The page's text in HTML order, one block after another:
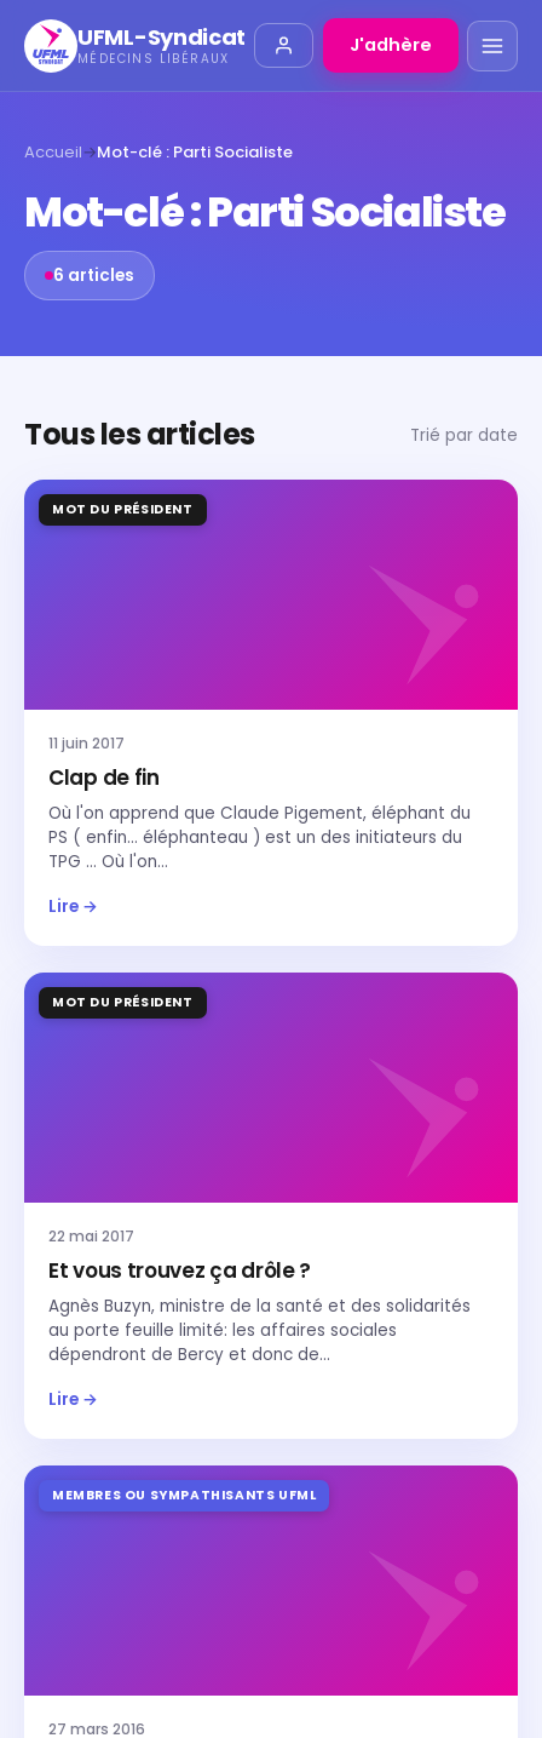
UFML-Syndicat
MÉDECINS LIBÉRAUX
J'adhère
Accueil→Mot-clé : Parti Socialiste
Mot-clé : Parti Socialiste
6 articles
Tous les articles Trié par date
MOT DU PRÉSIDENT
11 juin 2017
Clap de fin
Où l'on apprend que Claude Pigement, éléphant du
PS ( enfin... éléphanteau ) est un des initiateurs du
TPG ... Où l'on…
Lire →
MOT DU PRÉSIDENT
22 mai 2017
Et vous trouvez ça drôle ?
Agnès Buzyn, ministre de la santé et des solidarités
au porte feuille limité: les affaires sociales
dépendront de Bercy et donc de…
Lire →
MEMBRES OU SYMPATHISANTS UFML
27 mars 2016